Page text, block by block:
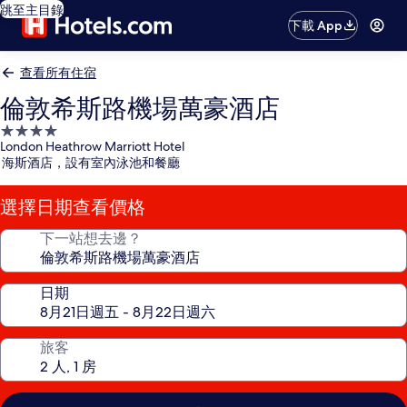
跳至主目錄
下載 App
查看所有住宿
倫敦希斯路機場萬豪酒店
4.0
星
級
住
宿
London Heathrow Marriott Hotel
海斯酒店，設有室內泳池和餐廳
選擇日期查看價格
下一站想去邊？
日期
旅客